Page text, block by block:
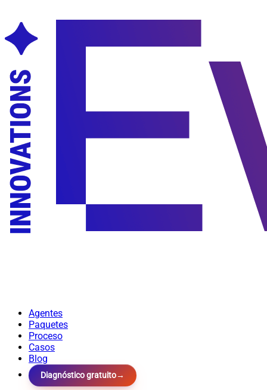
Agentes
Paquetes
Proceso
Casos
Blog
Diagnóstico gratuito→